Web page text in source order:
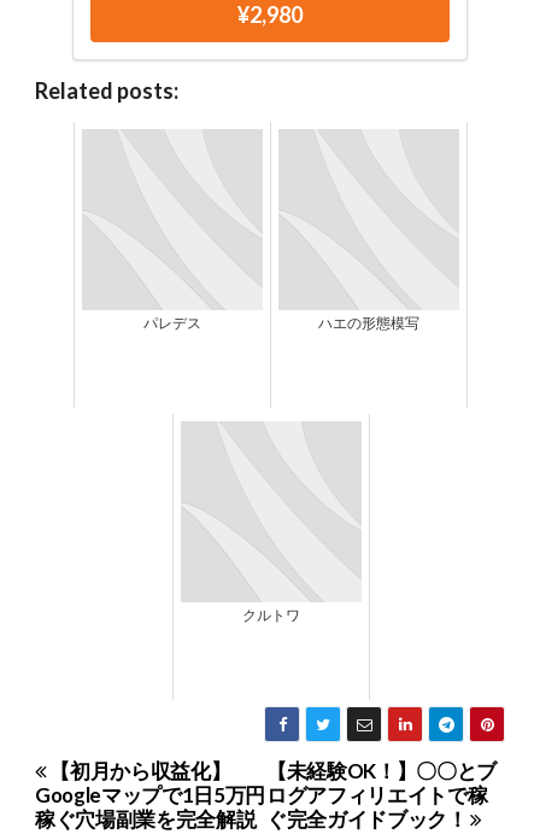
¥2,980
Related posts:
パレデス ハエの形態模写
クルトワ
投
稿
【未経験OK！】〇〇とブ
ログアフィリエイトで稼
ぐ完全ガイドブック！
【初月から収益化】
Googleマップで1日5万円
稼ぐ穴場副業を完全解説